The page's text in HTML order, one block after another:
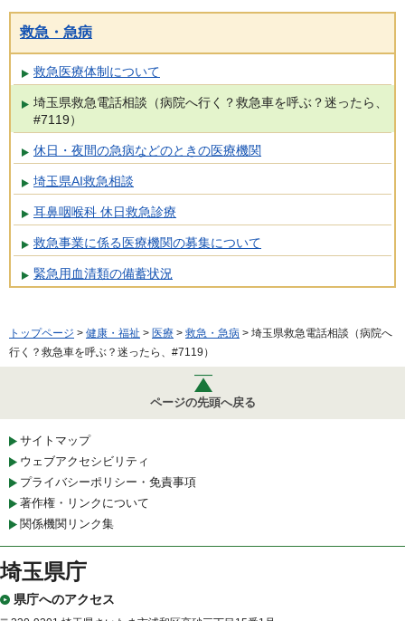
救急・急病
救急医療体制について
埼玉県救急電話相談（病院へ行く？救急車を呼ぶ？迷ったら、
#7119）
休日・夜間の急病などのときの医療機関
埼玉県AI救急相談
耳鼻咽喉科 休日救急診療
救急事業に係る医療機関の募集について
緊急用血清類の備蓄状況
トップページ > 健康・福祉 > 医療 > 救急・急病 > 埼玉県救急電話相談（病院へ
行く？救急車を呼ぶ？迷ったら、#7119）
ページの先頭へ戻る
サイトマップ
ウェブアクセシビリティ
プライバシーポリシー・免責事項
著作権・リンクについて
関係機関リンク集
埼玉県庁
県庁へのアクセス